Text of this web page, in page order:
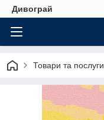
Дивограй
Товари та послуги